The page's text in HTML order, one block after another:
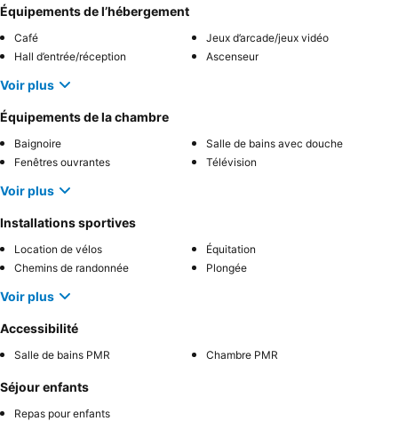
Équipements de l’hébergement
Café
Jeux d’arcade/jeux vidéo
Hall d’entrée/réception
Ascenseur
Voir plus
Équipements de la chambre
Baignoire
Salle de bains avec douche
Fenêtres ouvrantes
Télévision
Voir plus
Installations sportives
Location de vélos
Équitation
Chemins de randonnée
Plongée
Voir plus
Accessibilité
Salle de bains PMR Chambre PMR
Séjour enfants
Repas pour enfants